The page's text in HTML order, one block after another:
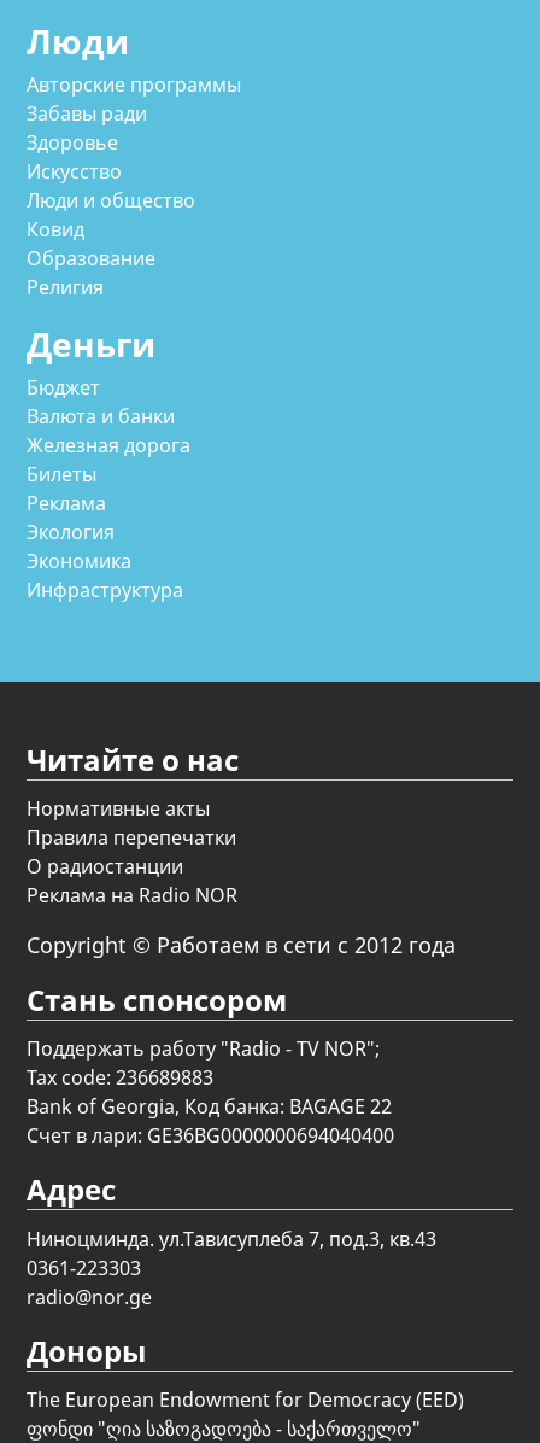
Люди
Авторские программы
Забавы ради
Здоровье
Искусство
Люди и общество
Ковид
Образование
Религия
Деньги
Бюджет
Валюта и банки
Железная дорога
Билеты
Реклама
Экология
Экономика
Инфраструктура
Читайте о нас
Нормативные акты
Правила перепечатки
О радиостанции
Реклама на Radio NOR
Copyright © Работаем в сети с 2012 года
Стань спонсором
Поддержать работу "Radio - TV NOR";
Tax code: 236689883
Bank of Georgia, Код банка: BAGAGE 22
Счет в лари: GE36BG0000000694040400
Адрес
Ниноцминда. ул.Тависуплеба 7, под.3, кв.43
0361-223303
radio@nor.ge
Доноры
The European Endowment for Democracy (EED)
ფონდი "ღია საზოგადოება - საქართველო"